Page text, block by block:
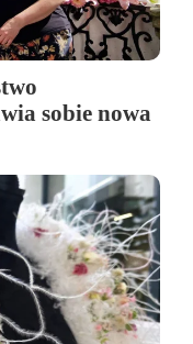
sobie nowa